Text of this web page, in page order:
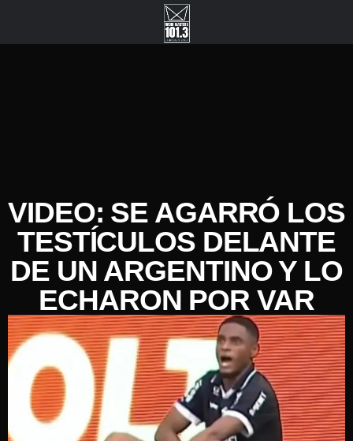
VIDEO: SE AGARRÓ LOS
TESTÍCULOS DELANTE
DE UN ARGENTINO Y LO
ECHARON POR VAR